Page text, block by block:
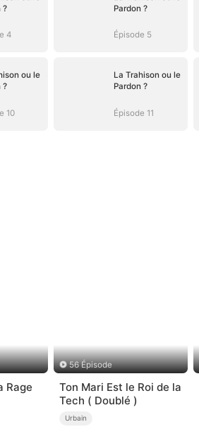
?
4
Pardon ?
Épisode 5
ou le
?
10
La Trahison ou le
Pardon ?
Épisode 11
Rage
56 Épisode
Ton Mari Est le Roi de la
Tech ( Doublé )
Urbain